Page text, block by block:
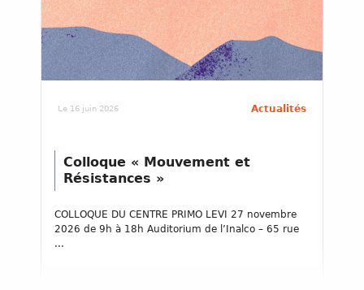
Le 16 juin 2026 Actualités
Colloque « Mouvement et
Résistances »
COLLOQUE DU CENTRE PRIMO LEVI 27 novembre
2026 de 9h à 18h Auditorium de l’Inalco – 65 rue
...